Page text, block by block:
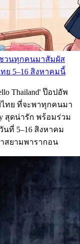
ชวนทุกคนมาสัมผัส
ย 5–16 สิงหาคมนี้
Thailand' ป๊อปอัพ
ไทย ที่จะพาทุกคนมา
สุดน่ารัก พร้อมร่วม
นที่ 5–16 สิงหาคม
สยามพารากอน